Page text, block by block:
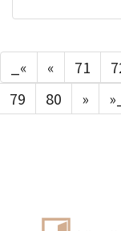
_« « 71
79
80 » »_